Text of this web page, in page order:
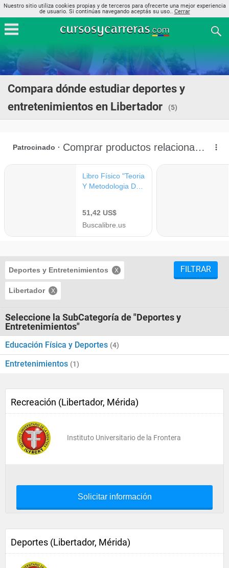
Nuestro sitio utiliza cookies propias y de terceros para ofrecerte una mejor experiencia
de usuario. Si continúas navegando aceptás su uso.. Cerrar
Compara dónde estudiar deportes y
entretenimientos en Libertador
(5)
Deportes y Entretenimientos
Libertador
FILTRAR
Seleccione la SubCategoría de "Deportes y
Entretenimientos"
Educación Física y Deportes (4)
Entretenimientos (1)
Recreación (Libertador, Mérida)
Instituto Universitario de la Frontera
Solicitar información
Deportes (Libertador, Mérida)